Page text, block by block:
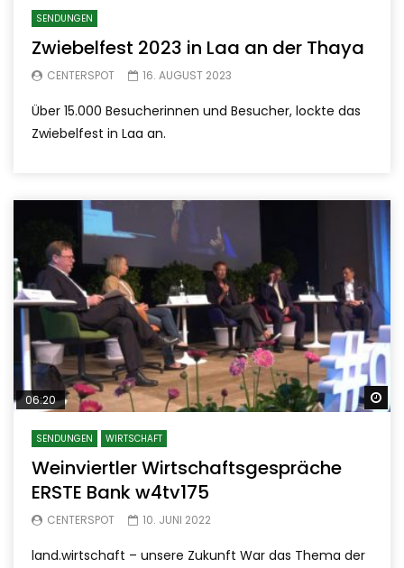
SENDUNGEN
Zwiebelfest 2023 in Laa an der Thaya
CENTERSPOT 16. AUGUST 2023
Über 15.000 Besucherinnen und Besucher, lockte das
Zwiebelfest in Laa an.
06:20
SENDUNGEN WIRTSCHAFT
Weinviertler Wirtschaftsgespräche
ERSTE Bank w4tv175
CENTERSPOT 10. JUNI 2022
land.wirtschaft – unsere Zukunft War das Thema der